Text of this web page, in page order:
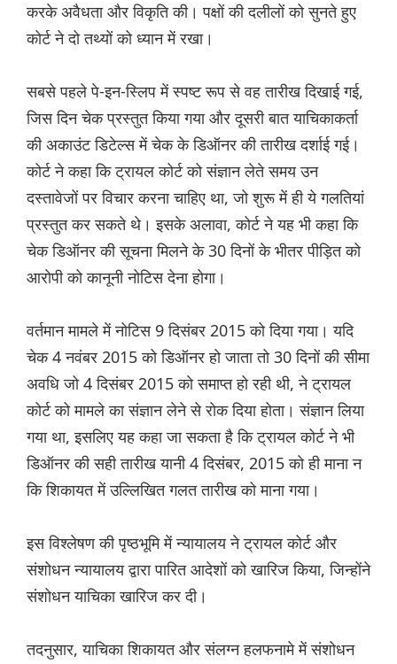
करके अवैधता और विकृति की। पक्षों की दलीलों को सुनते हुए
कोर्ट ने दो तथ्यों को ध्यान में रखा।
सबसे पहले पे-इन-स्लिप में स्पष्ट रूप से वह तारीख दिखाई गई,
जिस दिन चेक प्रस्तुत किया गया और दूसरी बात याचिकाकर्ता
की अकाउंट डिटेल्स में चेक के डिऑनर की तारीख दर्शाई गई।
कोर्ट ने कहा कि ट्रायल कोर्ट को संज्ञान लेते समय उन
दस्तावेजों पर विचार करना चाहिए था, जो शुरू में ही ये गलतियां
प्रस्तुत कर सकते थे। इसके अलावा, कोर्ट ने यह भी कहा कि
चेक डिऑनर की सूचना मिलने के 30 दिनों के भीतर पीड़ित को
आरोपी को कानूनी नोटिस देना होगा।
वर्तमान मामले में नोटिस 9 दिसंबर 2015 को दिया गया। यदि
चेक 4 नवंबर 2015 को डिऑनर हो जाता तो 30 दिनों की सीमा
अवधि जो 4 दिसंबर 2015 को समाप्त हो रही थी, ने ट्रायल
कोर्ट को मामले का संज्ञान लेने से रोक दिया होता। संज्ञान लिया
गया था, इसलिए यह कहा जा सकता है कि ट्रायल कोर्ट ने भी
डिऑनर की सही तारीख यानी 4 दिसंबर, 2015 को ही माना न
कि शिकायत में उल्लिखित गलत तारीख को माना गया।
इस विश्लेषण की पृष्ठभूमि में न्यायालय ने ट्रायल कोर्ट और
संशोधन न्यायालय द्वारा पारित आदेशों को खारिज किया, जिन्होंने
संशोधन याचिका खारिज कर दी।
तदनुसार, याचिका शिकायत और संलग्न हलफनामे में संशोधन